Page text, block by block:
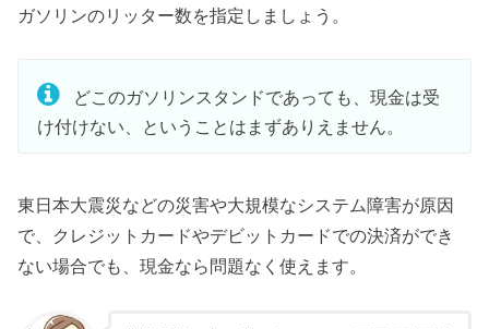
ガソリンのリッター数を指定しましょう。
どこのガソリンスタンドであっても、現金は受
け付けない、ということはまずありえません。
東日本大震災などの災害や大規模なシステム障害が原因
で、クレジットカードやデビットカードでの決済ができ
ない場合でも、現金なら問題なく使えます。